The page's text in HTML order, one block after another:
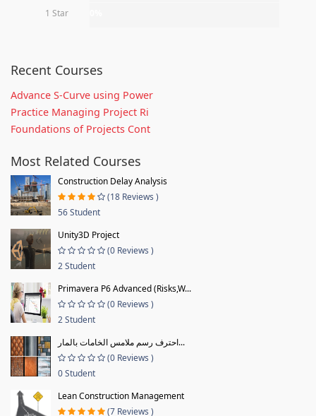
1 Star
Recent Courses
Advance S-Curve using Power
Practice Managing Project Ri
Foundations of Projects Cont
Most Related Courses
Construction Delay Analysis
(18 Reviews )
56 Student
Unity3D Project
(0 Reviews )
2 Student
Primavera P6 Advanced (Risks,W...
(0 Reviews )
2 Student
احترف رسم ملامس الخامات بالمار...
(0 Reviews )
0 Student
Lean Construction Management
(7 Reviews )